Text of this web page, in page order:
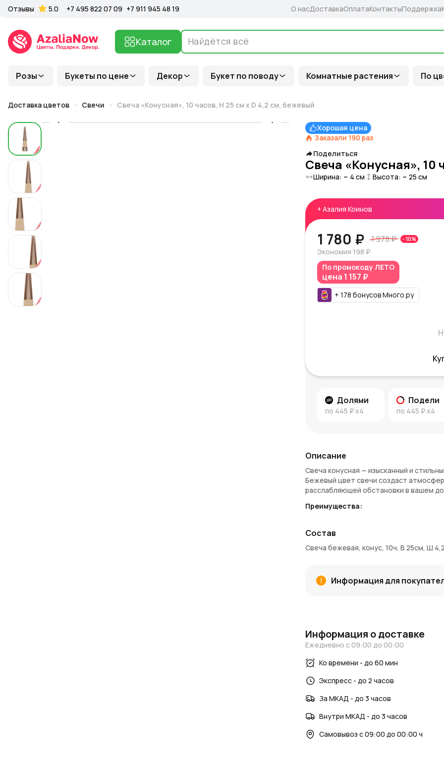
Розы Букеты по цене Декор Букет по поводу Комнатные растения По
Каталог
Отзывы 5.0 +7 495 822 07 09 +7 911 945 48 19 О насДоставкаОплатаКонтактыПоддержка
Доставка цветов Свечи Свеча «Конусная», 10 часов, H 25 см x D 4,2 см, бежевый
Хорошая цена
Заказали 190 раз
Поделиться
Свеча «Конусная», 10
Ширина: ~ 4 см Высота: ~ 25 см
+ Азалия Коинов
1 780 ₽ 1 978 ₽ - 10%
Экономия 198 ₽
По промокоду ЛЕТО
цена 1 157 ₽
+ 178 бонусовМного.ру
Долями
по 445 ₽x4
Подели
по 445 ₽x4
Описание
Свеча конусная — изысканный и
Бежевый цвет свечи создаст
расслабляющей обстановки в вашем
Преимущества:
Конусная форма свечи, которая
Размеры свечи: высота 25 см,
Вы можетекупить свечув интернет-
Читайте нашблог , чтобы узнать, как
доме. Следите зановостями AzaliaNow
AzaliaNowобеспечивает лучшее
Состав
Свеча бежевая, конус, 10ч, В 25см, Ш
Информация для
Информация о доставке
Ежедневно с 09:00 до 00:00
Ко времени - до 60 мин
Экспресс - до 2 часов
За МКАД - до 3 часов
Внутри МКАД - до 3 часов
Самовывоз с 09:00 до 00:00 ч